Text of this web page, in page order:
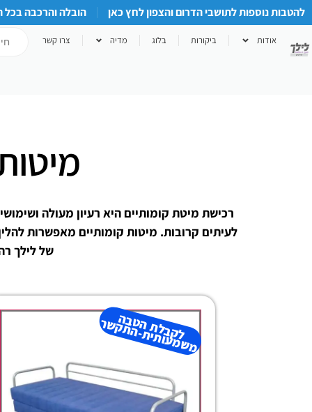
להטבות נוספות לתושבי הדרום והצפון לחץ כאן הובלה והרכבה
אודות ביקורות בלוג מדיה צרו קשר
רכישת מיטת קומותיים היא רעיון מעולה
לעיתים קרובות. מיטות קומותיים מאפשרות
של לילך
ל
ק
ב
ל
ת
ה
ט
ב
ה
מ
ש
מ
עו
תי
ת-
ה
ת
ק
ש
ר